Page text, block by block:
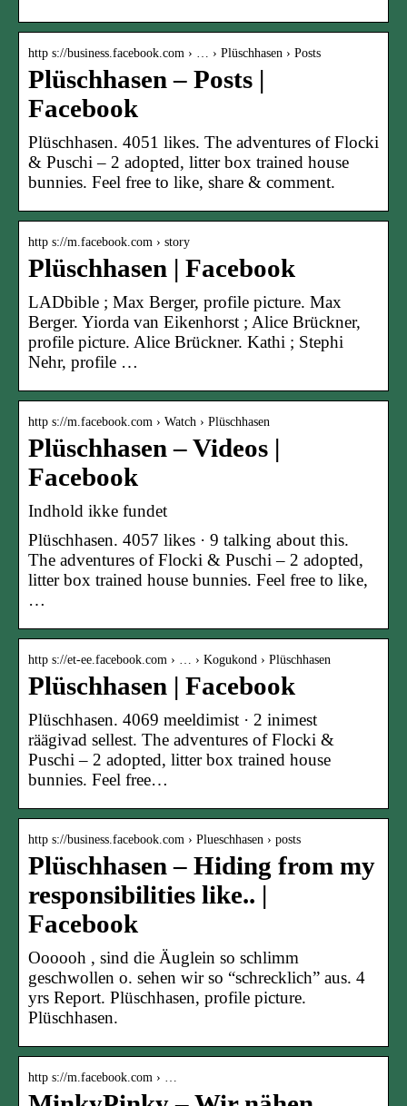
http s://business.facebook.com › … › Plüschhasen › Posts
Plüschhasen – Posts |
Facebook
Plüschhasen. 4051 likes. The adventures of Flocki
& Puschi – 2 adopted, litter box trained house
bunnies. Feel free to like, share & comment.
http s://m.facebook.com › story
Plüschhasen | Facebook
LADbible ; Max Berger, profile picture. Max
Berger. Yiorda van Eikenhorst ; Alice Brückner,
profile picture. Alice Brückner. Kathi ; Stephi
Nehr, profile …
http s://m.facebook.com › Watch › Plüschhasen
Plüschhasen – Videos |
Facebook
Indhold ikke fundet
Plüschhasen. 4057 likes · 9 talking about this.
The adventures of Flocki & Puschi – 2 adopted,
litter box trained house bunnies. Feel free to like,
…
http s://et-ee.facebook.com › … › Kogukond › Plüschhasen
Plüschhasen | Facebook
Plüschhasen. 4069 meeldimist · 2 inimest
räägivad sellest. The adventures of Flocki &
Puschi – 2 adopted, litter box trained house
bunnies. Feel free…
http s://business.facebook.com › Plueschhasen › posts
Plüschhasen – Hiding from my
responsibilities like.. |
Facebook
Oooooh , sind die Äuglein so schlimm
geschwollen o. sehen wir so “schrecklich” aus. 4
yrs Report. Plüschhasen, profile picture.
Plüschhasen.
http s://m.facebook.com › …